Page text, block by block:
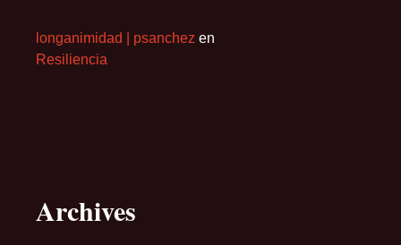
longanimidad | psanchez en
Resiliencia
Archives